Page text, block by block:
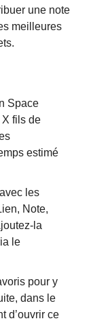
une note
meilleures
Space
X fils de
estimé
les
Note,
la
le
pour y
dans le
d’ouvrir ce